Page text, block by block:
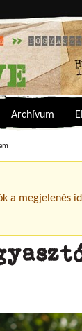
Archívum
a megjelenés